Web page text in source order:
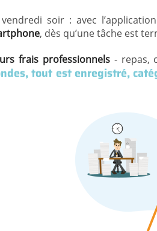
soir : avec
, dès qu’une tâche est
frais professionnels- repas,
tout est enregistré,